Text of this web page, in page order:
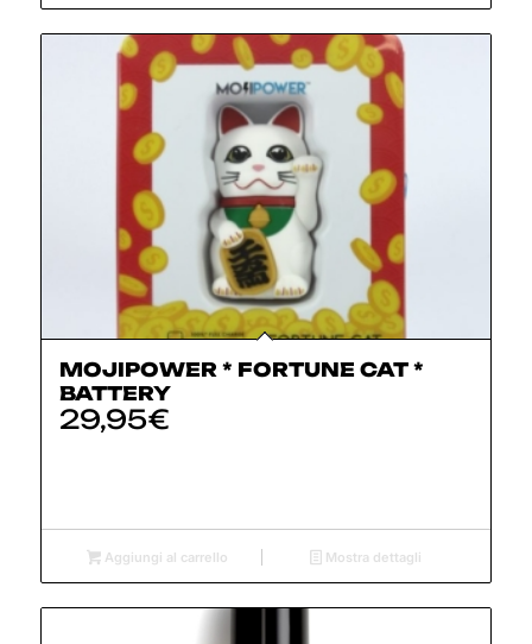
MOJIPOWER * FORTUNE CAT *
BATTERY
29,95€
Aggiungi al carrello Mostra dettagli